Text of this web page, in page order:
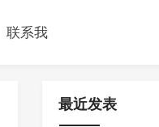
联系我
最近发表